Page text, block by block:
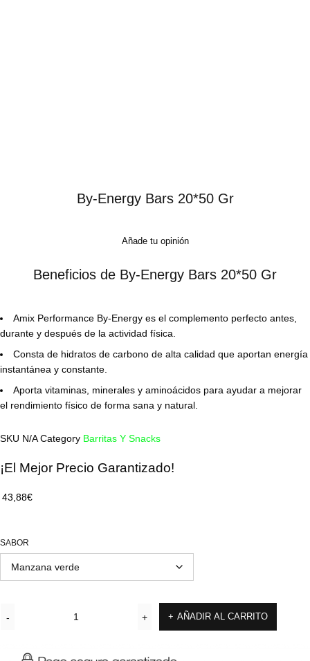
By-Energy Bars 20*50 Gr
Añade tu opinión
Beneficios de By-Energy Bars 20*50 Gr
Amix Performance By-Energy es el complemento perfecto antes,
durante y después de la actividad física.
Consta de hidratos de carbono de alta calidad que aportan energía
instantánea y constante.
Aporta vitaminas, minerales y aminoácidos para ayudar a mejorar
el rendimiento físico de forma sana y natural.
SKU N/ACategory Barritas Y Snacks
¡El Mejor Precio Garantizado!
43,88€
SABOR
AÑADIR AL CARRITO